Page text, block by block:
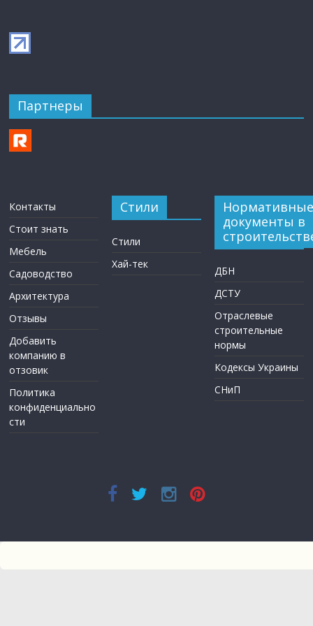
Партнеры
Контакты
Стоит знать
Мебель
Садоводство
Архитектура
Отзывы
Добавить
компанию в
отзовик
Политика
конфиденциально
сти
Стили
Стили
Хай-тек
Нормативные
документы в
ДБН
ДСТУ
Отраслевые
строительные
нормы
Кодексы Украины
СНиП